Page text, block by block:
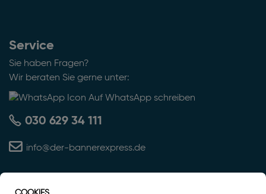
Service
Sie haben Fragen?
Wir beraten Sie gerne unter:
Auf WhatsApp schreiben
030 629 34 111
info@der-bannerexpress.de